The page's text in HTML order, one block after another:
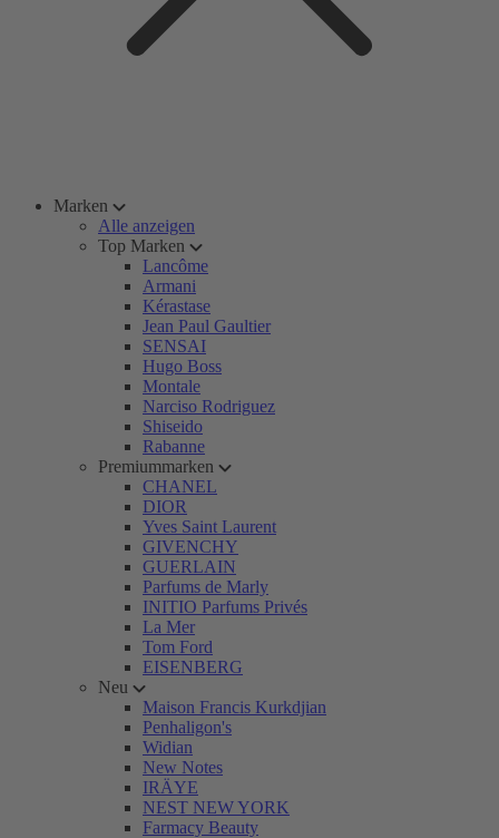
Marken
Alle anzeigen
Top Marken
Lancôme
Armani
Kérastase
Jean Paul Gaultier
SENSAI
Hugo Boss
Montale
Narciso Rodriguez
Shiseido
Rabanne
Premiummarken
CHANEL
DIOR
Yves Saint Laurent
GIVENCHY
GUERLAIN
Parfums de Marly
INITIO Parfums Privés
La Mer
Tom Ford
EISENBERG
Neu
Maison Francis Kurkdjian
Penhaligon's
Widian
New Notes
IRÄYE
NEST NEW YORK
Farmacy Beauty